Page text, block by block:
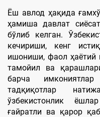
Ёш авлод ҳақида
ҳамиша давлат
бўлиб келган.
кечириши, кенг
ишониши, фаол ҳаётий
тамойил ва
барча имкониятлар
тадқиқотлар
ўзбекистонлик
ғайратли ва қарор